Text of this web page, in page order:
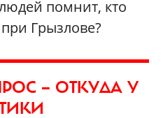
помнит, кто
Грызлове?
— ОТКУДА У